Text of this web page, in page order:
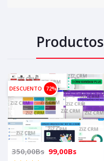
DESCUENTO 72%
350,00Bs 99,00Bs